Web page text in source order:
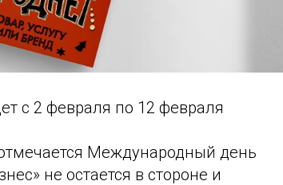
с 2 февраля по 12 февраля
Международный день
не остается в стороне и